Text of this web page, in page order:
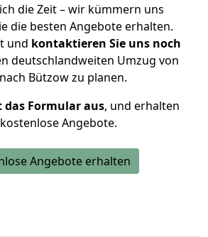
die Zeit – wir kümmern uns
die besten Angebote erhalten.
und kontaktieren Sie uns noch
deutschlandweiten Umzug von
Bützow zu planen.
das Formular aus, und erhalten
Angebote.
Angebote erhalten